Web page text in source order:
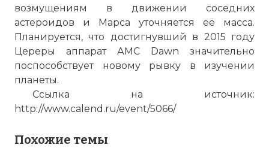
возмущениям в движении соседних
астероидов и Марса уточняется её масса.
Планируется, что достигнувший в 2015 году
Цереры аппарат АМС Dawn значительно
поспособствует новому рывку в изучении
планеты.
Ссылка на источник:
http://www.calend.ru/event/5066/
Похожие темы